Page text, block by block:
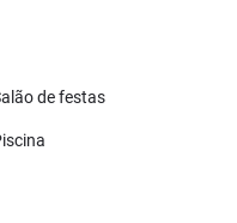
de festas